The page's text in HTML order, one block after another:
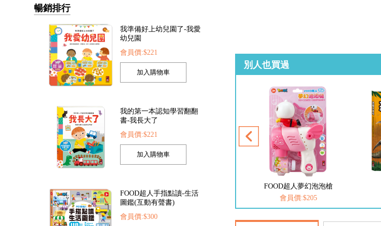
暢銷排行
我準備好上幼兒園了-我愛
幼兒園
會員價:$221
我的第一本認知學習翻翻
書-我長大了
會員價:$221
FOOD超人手指點讀-生活
圖鑑(互動有聲書)
會員價:$300
別人也買過
會員價:$1422
會員價:$205
FOOD超人夢幻泡泡槍
會員價:$205